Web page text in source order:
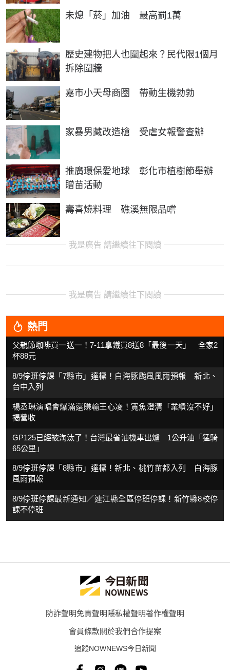
未熄「菸」加油 最高罰1萬
歷史建物把人也圍起來？民代限1個月
拆除圍牆
嘉市小天母商圈 帶動生機勃勃
家暴男藏改造槍 受虐女報警查辦
推廣環保愛地球 彰化市植樹節舉辦
贈苗活動
壽喜燒料理 礁溪無限品嚐
我是廣告 請繼續往下閱讀
我是廣告 請繼續往下閱讀
熱門
父親節咖啡買一送一！7-11拿鐵買8送8「最後一天」 全家2
杯88元
8/9停班停課「7縣市」達標！白海豚颱風風雨預報 新北、
台中入列
楊丞琳演唱會爆滿還賺輸王心凌！寬魚澄清「業績沒不好」
揭營收
GP125已經被淘汰了！台灣最省油機車出爐 1公升油「猛騎
65公里」
8/9停班停課「8縣市」達標！新北、桃竹苗都入列 白海豚
風雨預報
8/9停班停課最新通知／連江縣全區停班停課！新竹縣8校停
課不停班
防詐聲明免責聲明隱私權聲明著作權聲明
會員條款關於我們合作提案
追蹤NOWNEWS今日新聞